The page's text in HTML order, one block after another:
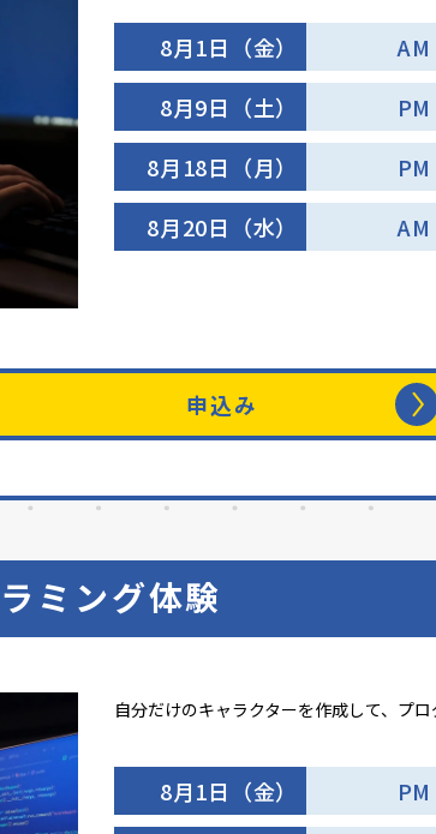
8月1日（金）
AM
8月9日（土）
PM
8月18日（月）
PM
8月20日（水）
AM
申込み
ミング体験
自分だけのキャラクターを作成して、プ
8月1日（金）
PM